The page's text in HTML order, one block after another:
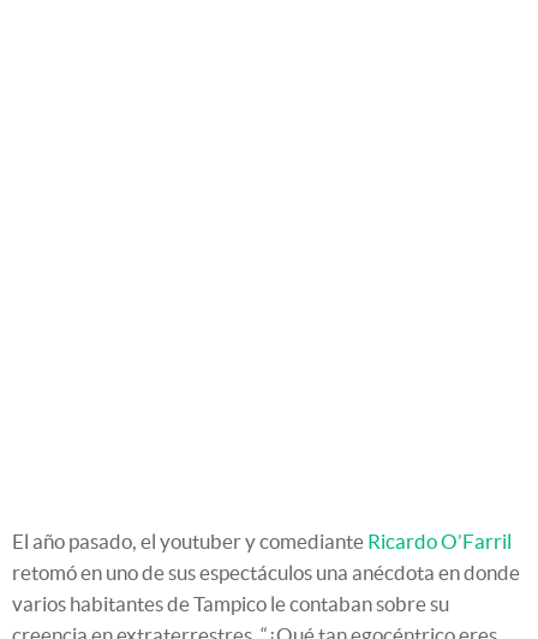
El año pasado, el youtuber y comediante Ricardo O’Farril
retomó en uno de sus espectáculos una anécdota en donde
varios habitantes de Tampico le contaban sobre su